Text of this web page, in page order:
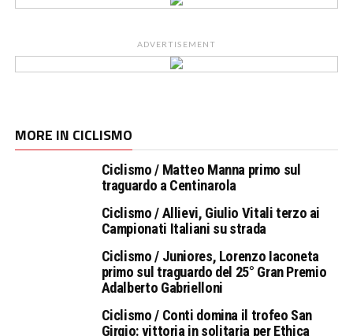
ADVERTISEMENT
MORE IN CICLISMO
Ciclismo / Matteo Manna primo sul
traguardo a Centinarola
Ciclismo / Allievi, Giulio Vitali terzo ai
Campionati Italiani su strada
Ciclismo / Juniores, Lorenzo Iaconeta
primo sul traguardo del 25° Gran Premio
Adalberto Gabrielloni
Ciclismo / Conti domina il trofeo San
Girgio: vittoria in solitaria per Ethica